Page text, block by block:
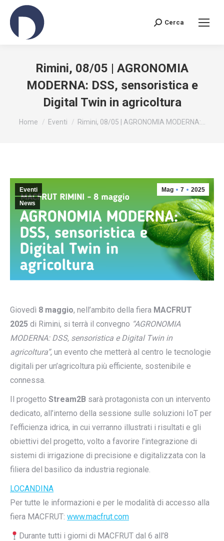
Search:
Cerca
Rimini, 08/05 | AGRONOMIA
MODERNA: DSS, sensoristica e
Digital Twin in agricoltura
You are here:
Home Eventi Rimini, 08/05 | AGRONOMIA MODERNA:…
Mag 7 2025
Eventi
News
Giovedì 8 maggio, nell’ambito della fiera MACFRUT
2025 di Rimini, si terrà il convegno “AGRONOMIA
MODERNA: DSS, sensoristica e Digital Twin in
agricoltura”, un evento che metterà al centro le tecnologie
digitali per un’agricoltura più efficiente, sostenibile e
connessa.
Il progetto Stream2B sarà protagonista con un intervento
dedicato, all’interno della sessione sulle soluzioni IoT per
l’efficienza idrica, in cui verranno illustrati i risultati e gli
obiettivi del progetto, volto a favorire l’integrazione di
sistemi di irrigazione di precisione e digitalizzata con la
filiera del basilico da industria regionale.
LOCANDINA
Per tutte le informazioni e per le modalità di accesso alla
fiera MACFRUT: www.macfrut.com
Durante tutti i giorni di MACFRUT dal 6 all’8